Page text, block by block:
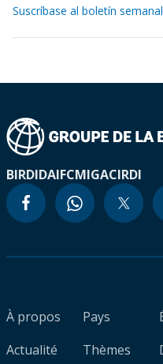
Suscríbase al boletín
BIRDIDAIFCMIGACIRDI
À propos
Actualité
Pays
Thèmes